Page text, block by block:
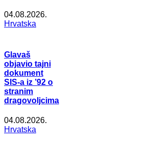
04.08.2026.
Hrvatska
Glavaš
objavio tajni
dokument
SIS-a iz ’92 o
stranim
dragovoljcima
04.08.2026.
Hrvatska